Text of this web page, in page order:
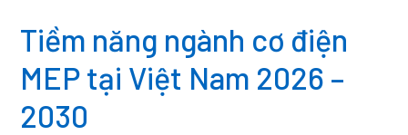
Tiềm năng ngành cơ điện
MEP tại Việt Nam 2026 –
2030